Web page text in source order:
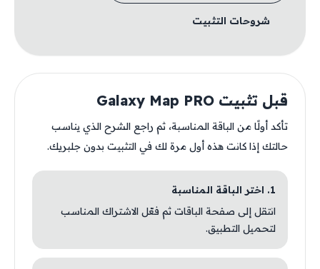
شروحات التثبيت
قبل تثبيت Galaxy Map PRO
تأكد أولًا من الباقة المناسبة، ثم راجع الشرح الذي يناسب
حالتك إذا كانت هذه أول مرة لك في التثبيت بدون جلبريك.
1. اختر الباقة المناسبة
انتقل إلى صفحة الباقات ثم فعّل الاشتراك المناسب
لتحميل التطبيق.